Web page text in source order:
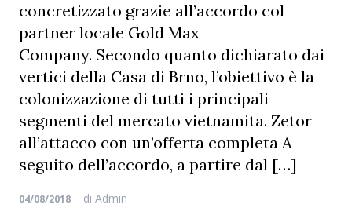
concretizzato grazie all’accordo col
partner locale Gold Max
Company. Secondo quanto dichiarato dai
vertici della Casa di Brno, l’obiettivo è la
colonizzazione di tutti i principali
segmenti del mercato vietnamita. Zetor
all’attacco con un’offerta completa A
seguito dell’accordo, a partire dal […]
04/08/2018 di Admin